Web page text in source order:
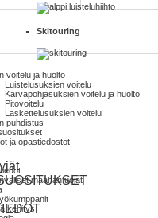
Skitouring
voitelu ja huolto
Luistelu­suksien voitelu
Karva­pohja­suksien voitelu ja huolto
Pito­voitelu
Laskettelu­suksien voitelu
puhdistus
ja opas­tiedostot
maahantuojat
kehitys